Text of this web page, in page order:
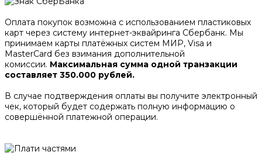
Оплата покупок возможна с использованием пластиковых
карт через систему интернет-эквайринга Сбербанк. Мы
принимаем карты платёжных систем МИР, Visa и
MasterCard без взимания дополнительной
комиссии. Максимальная сумма одной транзакции
составляет 350.000 рублей.
В случае подтверждения оплаты вы получите электронный
чек, который будет содержать полную информацию о
совершённой платежной операции.